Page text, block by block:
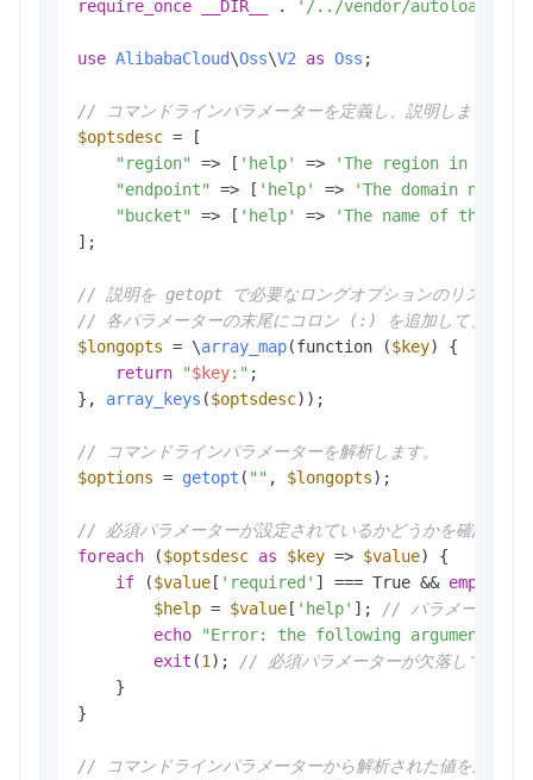
require_once
__DIR__ . '/../vendor/autoload.php'
use AlibabaCloud\Oss\V2 as Oss ;
// コマンドラインパラメーターを定義し、説明します。
$optsdesc = [
"region"
=> [ 'help' =>
'The region in
"endpoint"
=> [ 'help' =>
'The domain
"bucket"
=> [ 'help' =>
'The name of the
];
// 説明を getopt で必要なロングオプションのリストに変
// 各パラメーターの末尾にコロン (:) を追加して、値が
$longopts = \array_map(function ($key) {
return
"$key:" ;
}, array_keys ($optsdesc));
// コマンドラインパラメーターを解析します。
$options = getopt ( "" , $longopts);
// 必須パラメーターが設定されているかどうかを確認しま
foreach ($optsdesc as $key => $value) {
if ($value[ 'required' ] === True && empty
$help = $value[ 'help' ];
// パラメーターの
echo
"Error: the following arguments
exit (1 );
// 必須パラメーターが欠落している
    }
}
// コマンドラインパラメーターから解析された値を対応す